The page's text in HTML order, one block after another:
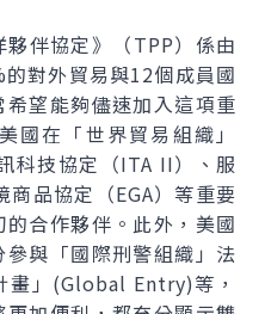
伴協定》（TPP）係由
對外貿易與12個成員國
望能夠儘速加入這項重
國在「世界貿易組織」
科技協定（ITA II）、服
品協定（EGA）等重要
合作夥伴。此外，美國
與「國際刑警組織」法
畫」(Global Entry)等，